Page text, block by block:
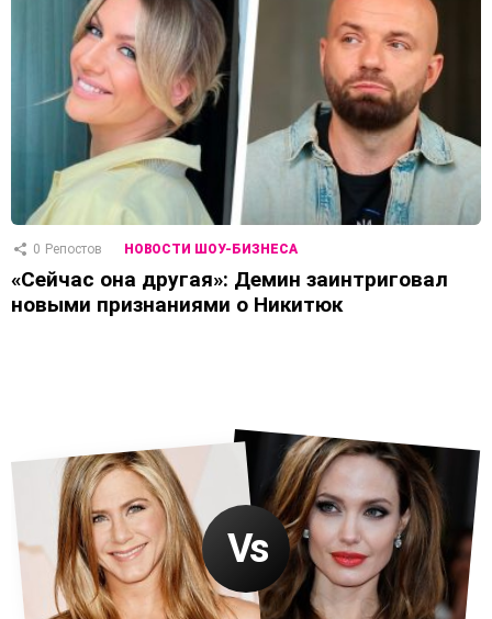
0 Репостов НОВОСТИ ШОУ-БИЗНЕСА
«Сейчас она другая»: Демин заинтриговал
новыми признаниями о Никитюк